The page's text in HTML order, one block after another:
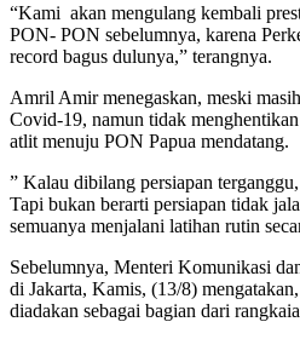
“Kami akan mengulang kembali
PON- PON sebelumnya, karena
record bagus dulunya,” terangnya.
Amril Amir menegaskan, meski
Covid-19, namun tidak
atlit menuju PON Papua mendatang.
” Kalau dibilang persiapan
Tapi bukan berarti persiapan tidak
semuanya menjalani latihan rutin
Sebelumnya, Menteri Komunikasi
di Jakarta, Kamis, (13/8)
diadakan sebagai bagian dari